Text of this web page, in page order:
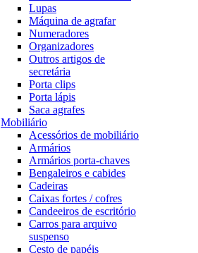
Lupas
Máquina de agrafar
Numeradores
Organizadores
Outros artigos de
secretária
Porta clips
Porta lápis
Saca agrafes
Mobiliário
Acessórios de mobiliário
Armários
Armários porta-chaves
Bengaleiros e cabides
Cadeiras
Caixas fortes / cofres
Candeeiros de escritório
Carros para arquivo
suspenso
Cesto de papéis